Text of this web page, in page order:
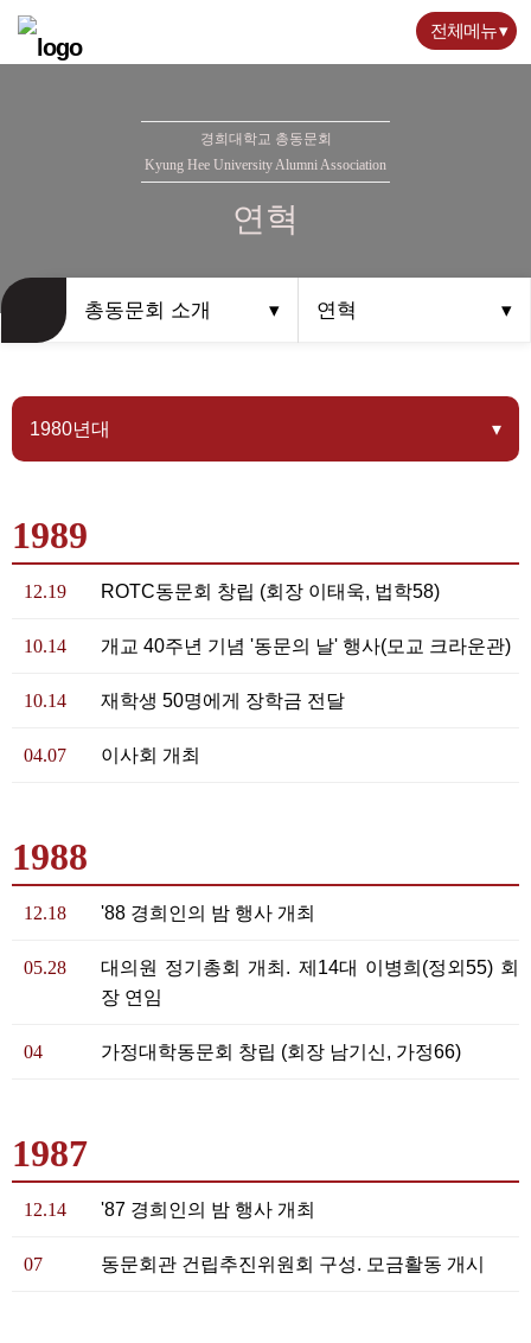
전체메뉴
경희대학교 총동문회
Kyung Hee University Alumni Association
연혁
총동문회 소개 연혁
1980년대
1989
12.19 ROTC동문회 창립 (회장 이태욱, 법학58)
10.14 개교 40주년 기념 '동문의 날' 행사(모교 크라운관)
10.14 재학생 50명에게 장학금 전달
04.07 이사회 개최
1988
12.18 '88 경희인의 밤 행사 개최
05.28
대의원 정기총회 개최. 제14대 이병희(정외55) 회
장 연임
04 가정대학동문회 창립 (회장 남기신, 가정66)
1987
12.14 '87 경희인의 밤 행사 개최
07 동문회관 건립추진위원회 구성. 모금활동 개시